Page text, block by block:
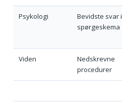
Psykologi
Bevidste svar i
spørgeskema
Viden
Nedskrevne
procedurer